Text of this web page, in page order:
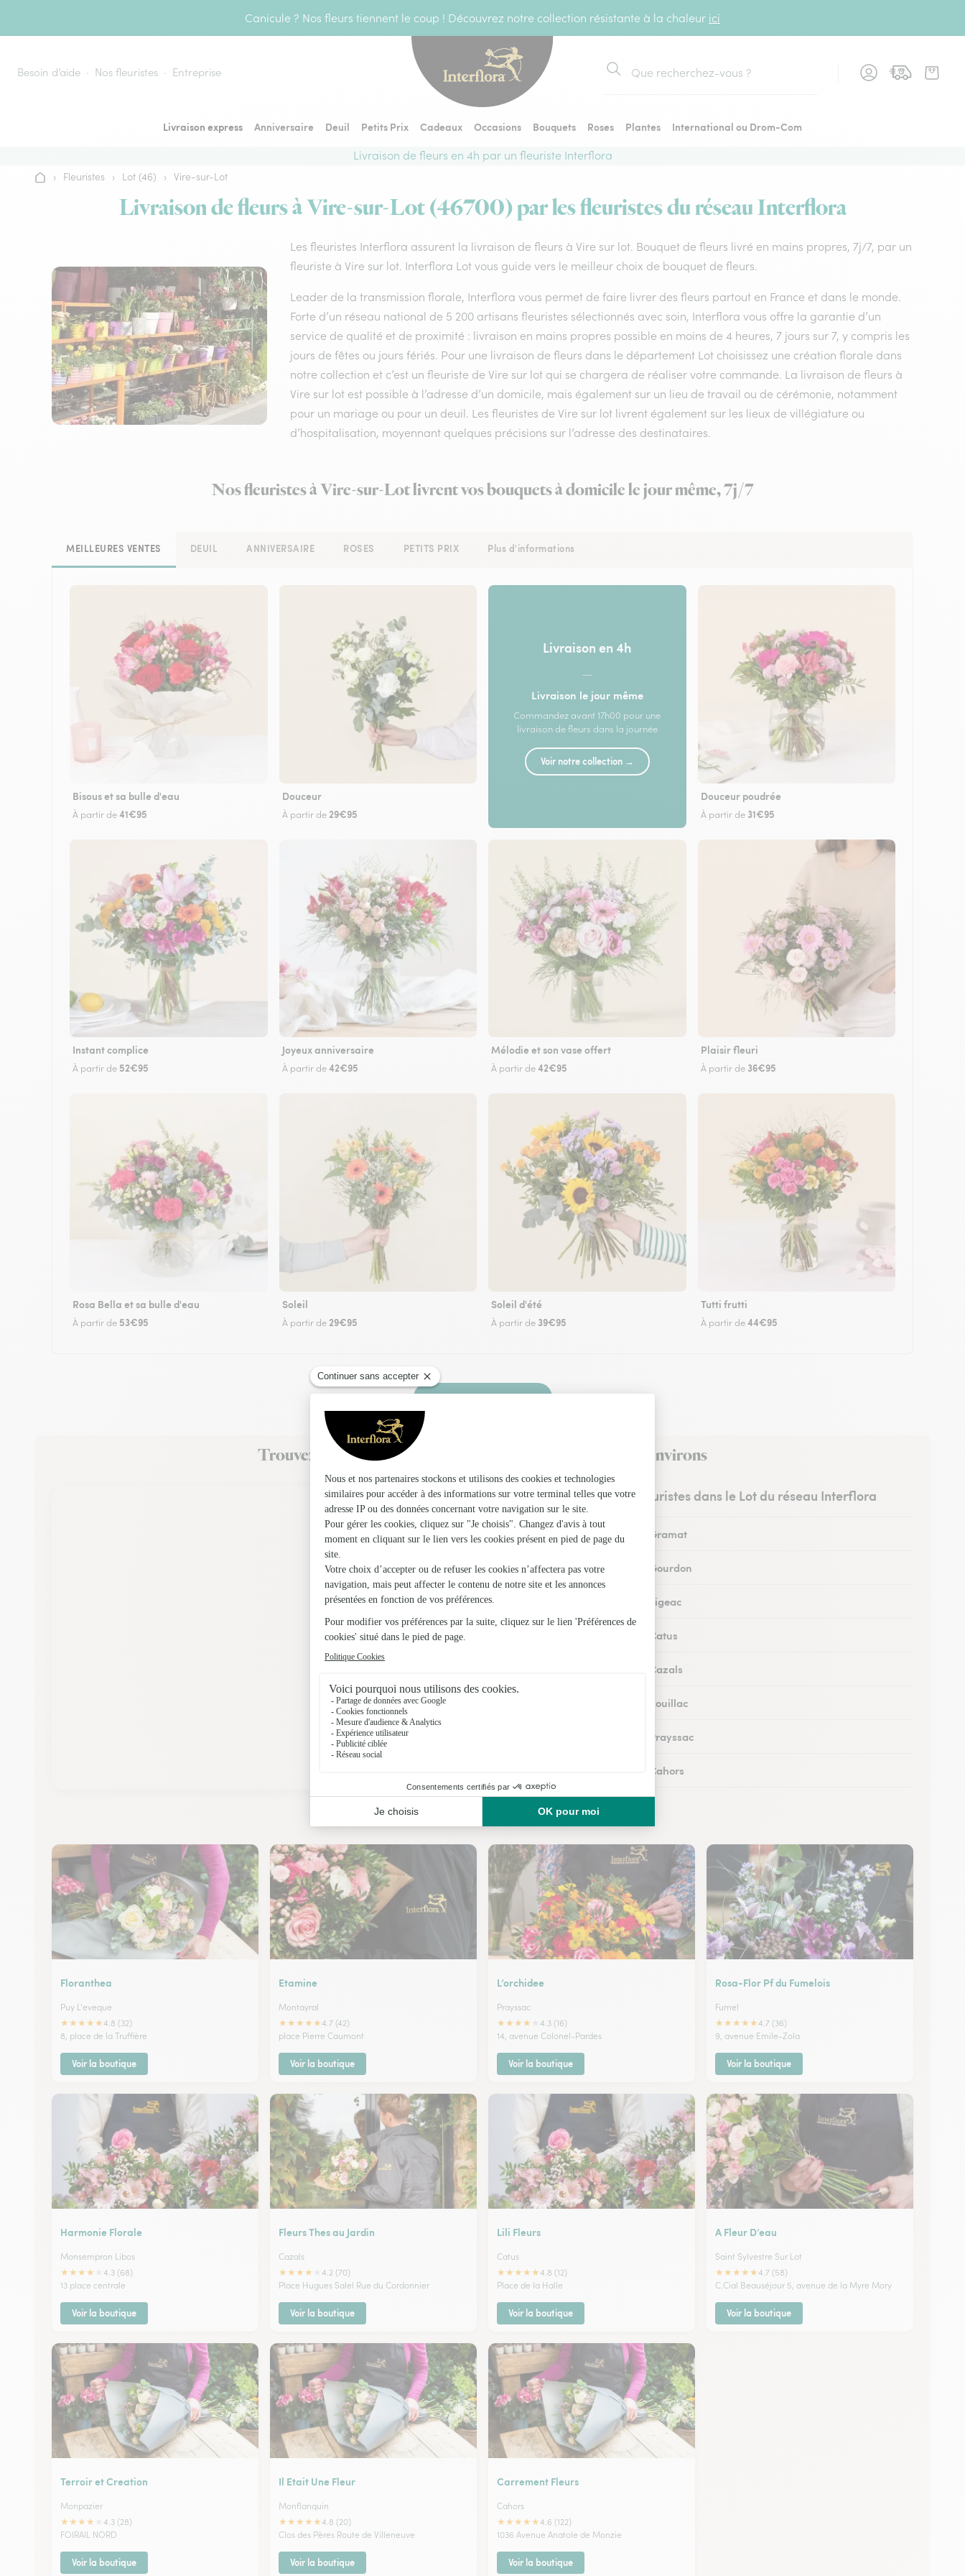
Canicule ? Nos fleurs tiennent le coup ! Découvrez notre collection résistante à la chaleur ici
Besoin d’aide Nos fleuristes Entreprise
Rechercher
Livraison express Anniversaire Deuil Petits Prix Cadeaux Occasions Bouquets Roses Plantes
International ou Drom-Com
Livraison de fleurs en 4h par un fleuriste Interflora
Accueil
› Fleuristes › Lot (46) › Vire-sur-Lot
Livraison de fleurs à Vire-sur-Lot (46700) par les fleuristes du réseau Interflora
Les fleuristes Interflora assurent la livraison de fleurs à Vire sur lot. Bouquet de fleurs livré en mains propres, 7j/7, par un
fleuriste à Vire sur lot. Interflora Lot vous guide vers le meilleur choix de bouquet de fleurs.
Leader de la transmission florale, Interflora vous permet de faire livrer des fleurs partout en France et dans le monde.
Forte d’un réseau national de 5 200 artisans fleuristes sélectionnés avec soin, Interflora vous offre la garantie d’un
service de qualité et de proximité : livraison en mains propres possible en moins de 4 heures, 7 jours sur 7, y compris les
jours de fêtes ou jours fériés. Pour une livraison de fleurs dans le département Lot choisissez une création florale dans
notre collection et c’est un fleuriste de Vire sur lot qui se chargera de réaliser votre commande. La livraison de fleurs à
Vire sur lot est possible à l’adresse d’un domicile, mais également sur un lieu de travail ou de cérémonie, notamment
pour un mariage ou pour un deuil. Les fleuristes de Vire sur lot livrent également sur les lieux de villégiature ou
d’hospitalisation, moyennant quelques précisions sur l’adresse des destinataires.
Nos fleuristes à Vire-sur-Lot livrent vos bouquets à domicile le jour même, 7j/7
MEILLEURES VENTES DEUIL ANNIVERSAIRE ROSES PETITS PRIX Plus d'informations
Bisous et sa bulle d'eau
À partir de41€95
Douceur
À partir de 29€95
Livraison en 4h
—
Livraison le jour même
Commandez avant 17h00 pour une
livraison de fleurs dans la journée
Voir notre collection →
Douceur poudrée
À partir de 31€95
Instant complice
À partir de 52€95
Joyeux anniversaire
À partir de42€95
Mélodie et son vase offert
À partir de42€95
Plaisir fleuri
À partir de 36€95
Rosa Bella et sa bulle d'eau
À partir de 53€95
Soleil
À partir de 29€95
Soleil d'été
À partir de 39€95
Tutti frutti
À partir de44€95
Faire livrer des fleurs
Trouvez un fleuriste Interflora à Vire-sur-Lot et dans ses environs
Les fleuristes dans le Lot du réseau Interflora
Fleuristes à Gramat
Fleuristes à Gourdon
Fleuristes à Figeac
Fleuristes à Catus
Fleuristes à Cazals
Fleuristes à Souillac
Fleuristes à Prayssac
Fleuristes à Cahors
Nos fleuristes à Vire-sur-Lot
Floranthea
Puy L'eveque
★★★★★4.8 (32)
8, place de la Truffière
Voir la boutique
Etamine
Montayral
★★★★★4.7 (42)
place Pierre Caumont
Voir la boutique
L’orchidee
Prayssac
★★★★
4.3 (16)
14, avenue Colonel-Pardes
Voir la boutique
Rosa-Flor Pf du Fumelois
Fumel
★★★★★4.7 (36)
9, avenue Emile-Zola
Voir la boutique
Harmonie Florale
Monsempron Libos
★★★★
4.3 (68)
13 place centrale
Voir la boutique
Fleurs Thes au Jardin
Cazals
★★★★
4.2 (70)
Place Hugues Salel Rue du Cordonnier
Voir la boutique
Lili Fleurs
Catus
★★★★★4.8 (12)
Place de la Halle
Voir la boutique
A Fleur D’eau
Saint Sylvestre Sur Lot
★★★★★4.7 (58)
C.Cial Beauséjour 5, avenue de la Myre Mory
Voir la boutique
Terroir et Creation
Monpazier
★★★★
4.3 (28)
FOIRAIL NORD
Voir la boutique
Il Etait Une Fleur
Monflanquin
★★★★★4.8 (20)
Clos des Pères Route de Villeneuve
Voir la boutique
Carrement Fleurs
Cahors
★★★★★4.6 (122)
1036 Avenue Anatole de Monzie
Voir la boutique